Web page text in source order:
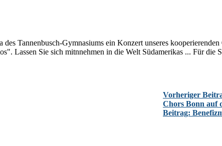
Tannenbusch-Gymnasiums ein Konzert unseres
Lassen Sie sich mitnnehmen in die Welt Südamerikas ... Für die
Vorheriger
Chors Bonn auf
Beitrag: